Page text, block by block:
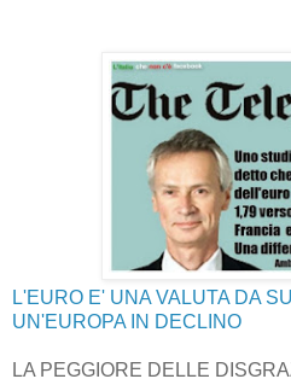
L'EURO E' UNA VALUTA DA
UN'EUROPA IN DECLINO
LA PEGGIORE DELLE